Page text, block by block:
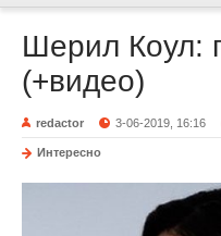
Шерил Коул:
(+видео)
redactor 3-06-2019, 16:16
Интересно